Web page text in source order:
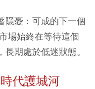
隱憂：可成的下一個
場始終在等待這個
期處於低迷狀態。
代護城河